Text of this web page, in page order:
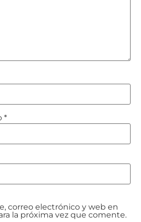
*
correo electrónico y web en
la próxima vez que comente.